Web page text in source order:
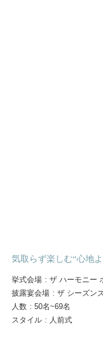
気取らず楽しむ“心地
挙式会場 : ザ ハーモニー
披露宴会場 : ザ シーズン
人数 : 50名~69名
スタイル : 人前式